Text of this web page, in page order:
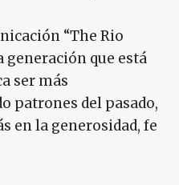
“The Rio
generación que está
ser más
patrones del pasado,
en la generosidad, fe